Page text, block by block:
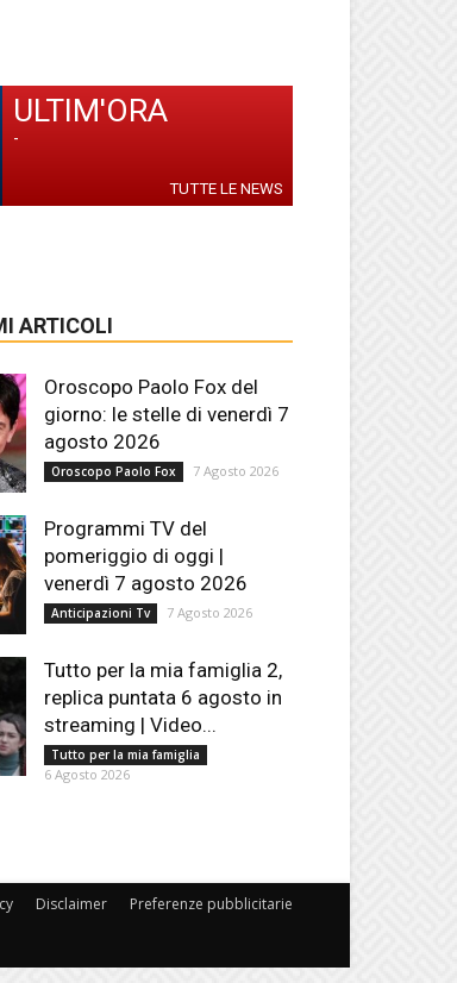
ULTIM'ORA
-
TUTTE LE NEWS
ARTICOLI
Oroscopo Paolo Fox del
giorno: le stelle di venerdì 7
agosto 2026
Oroscopo Paolo Fox 7 Agosto 2026
Programmi TV del
pomeriggio di oggi |
venerdì 7 agosto 2026
Anticipazioni Tv 7 Agosto 2026
Tutto per la mia famiglia 2,
replica puntata 6 agosto in
streaming | Video...
Tutto per la mia famiglia
6 Agosto 2026
Disclaimer Preferenze pubblicitarie